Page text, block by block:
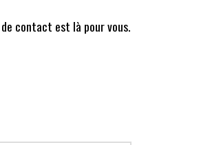
contact est là pour vous.